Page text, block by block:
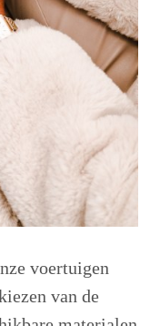
voertuigen
van de